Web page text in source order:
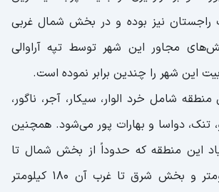
راجستان نیز بوده و در بخش شمال غربی
مجاور این شهر توسط تپه آراوالی
این شهر را چندین برابر نموده است.
شامل خرد الوار، سیکار، آجر، ناگور،
تنک، دواسا و بهارات پور می‌شود. همچنین
این منطقه که حدوداً از بخش شمال تا
جنوب آن ۱۱۰ کیلومتر و بخش شرق تا غرب آن ۱۸۰ کیلومتر